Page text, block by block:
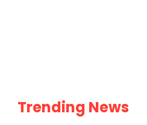
Trending News